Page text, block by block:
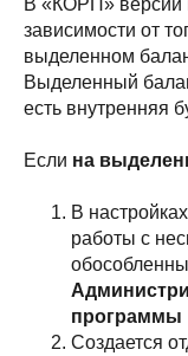
зависимости от
выделенном
Выделенный
есть внутренняя
Если на
В
работы с
программы
Создается